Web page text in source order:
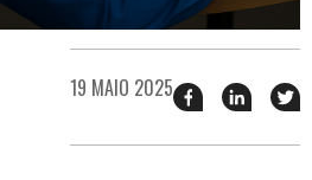
19 MAIO 2025 Compartilhar
esse
no
esse
no